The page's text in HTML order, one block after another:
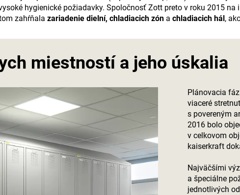
hygienické požiadavky. Spoločnosť Zott preto v roku 2015 na
zahŕňala zariadenie dielní, chladiacich zón a chladiacich hál,
miestností a jeho úskalia
Plánovacia
viaceré
s povereným
2016 bolo
v celkovom
kaiserkraft
Najväčšími
a špeciálne
jednotlivých